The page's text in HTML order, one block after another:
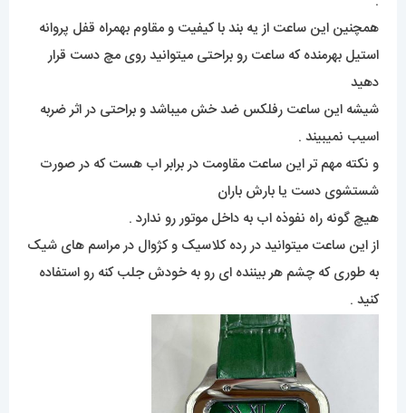
همچنین این ساعت از یه بند با کیفیت و مقاوم بهمراه قفل پروانه
استیل بهرمنده که ساعت رو براحتی میتوانید روی مچ دست قرار
دهید
شیشه این ساعت رفلکس ضد خش میباشد و براحتی در اثر ضربه
اسیب نمیبیند .
و نکته مهم تر این ساعت مقاومت در برابر اب هست که در صورت
شستشوی دست یا بارش باران
هیچ گونه راه نفوذه اب به داخل موتور رو ندارد .
از این ساعت میتوانید در رده کلاسیک و کژوال در مراسم های شیک
به طوری که چشم هر بیننده ای رو به خودش جلب کنه رو استفاده
کنید .